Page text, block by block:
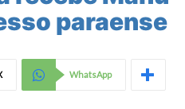
paraense
WhatsApp